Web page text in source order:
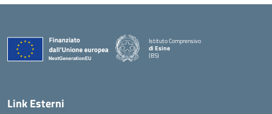
Istituto Comprensivo
di Esine
(BS)
Link Esterni